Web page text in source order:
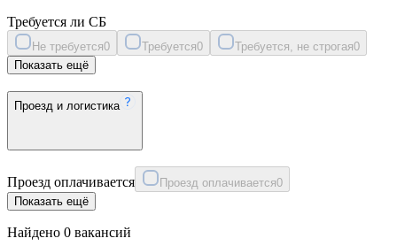
Требуется ли СБ
Не требуется0 Требуется0 Требуется, не строгая0
Показать ещё
Проезд и логистика
Проезд оплачивается Проезд оплачивается0
Показать ещё
Найдено 0 вакансий